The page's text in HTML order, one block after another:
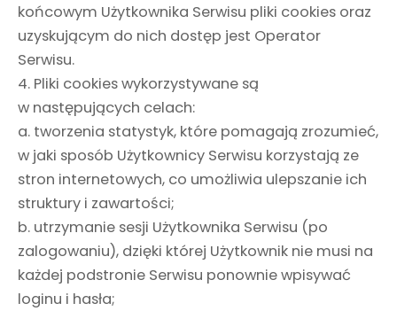
końcowym Użytkownika Serwisu pliki cookies oraz
uzyskującym do nich dostęp jest Operator
Serwisu.
4. Pliki cookies wykorzystywane są
w następujących celach:
a. tworzenia statystyk, które pomagają zrozumieć,
w jaki sposób Użytkownicy Serwisu korzystają ze
stron internetowych, co umożliwia ulepszanie ich
struktury i zawartości;
b. utrzymanie sesji Użytkownika Serwisu (po
zalogowaniu), dzięki której Użytkownik nie musi na
każdej podstronie Serwisu ponownie wpisywać
loginu i hasła;